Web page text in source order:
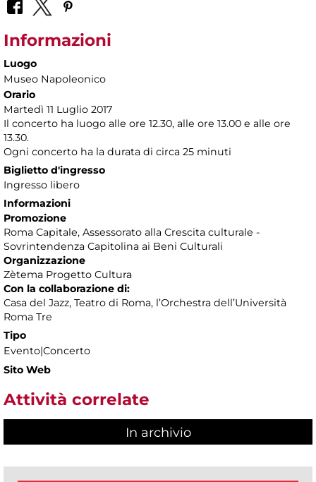
Informazioni
Luogo
Museo Napoleonico
Orario
Martedì 11 Luglio 2017
Il concerto ha luogo alle ore 12.30, alle ore 13.00 e alle ore
13.30.
Ogni concerto ha la durata di circa 25 minuti
Biglietto d'ingresso
Ingresso libero
Informazioni
Promozione
Roma Capitale, Assessorato alla Crescita culturale -
Sovrintendenza Capitolina ai Beni Culturali
Organizzazione
Zètema Progetto Cultura
Con la collaborazione di:
Casa del Jazz, Teatro di Roma, l’Orchestra dell’Università
Roma Tre
Tipo
Evento|Concerto
Sito Web
Attività correlate
In archivio